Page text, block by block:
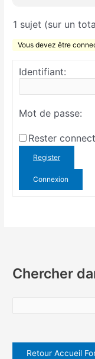
1 sujet (sur un
Vous devez être
Identifiant:
Mot de passe:
Rester
Register
Connexion
Chercher
Retour Accueil